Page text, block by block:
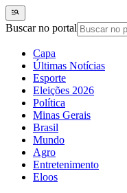
Buscar no portal
Capa
Últimas Notícias
Esporte
Eleições 2026
Política
Minas Gerais
Brasil
Mundo
Agro
Entretenimento
Eloos